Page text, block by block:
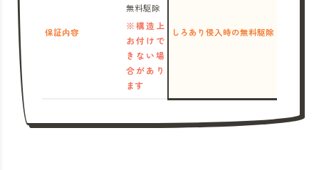
保証内容
無料駆除
※構造上
お付けで
きない場
合があり
ます
しろあり侵入時の無料駆除